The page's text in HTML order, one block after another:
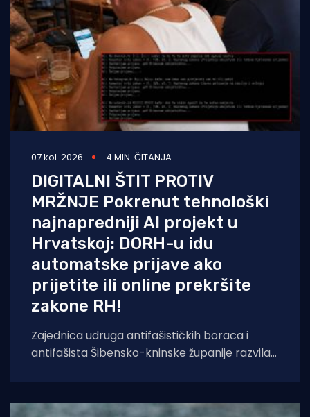
07 kol. 2026 4 MIN. ČITANJA
DIGITALNI ŠTIT PROTIV
MRŽNJE Pokrenut tehnološki
najnapredniji AI projekt u
Hrvatskoj: DORH-u idu
automatske prijave ako
prijetite ili online prekršite
zakone RH!
Zajednica udruga antifašističkih boraca i
antifašista Šibensko-kninske županije razvila